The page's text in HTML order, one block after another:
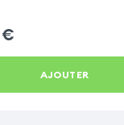
€
AJOUTER